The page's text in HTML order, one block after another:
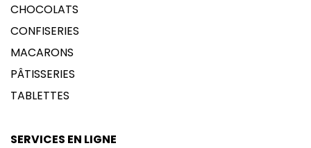
CHOCOLATS
CONFISERIES
MACARONS
PÂTISSERIES
TABLETTES
SERVICES EN LIGNE